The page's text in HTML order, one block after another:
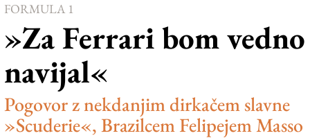
Goriška
Kultura
Šport
Še
Vreme
FORMULA 1
»Za Ferrari bom vedno
navijal«
Pogovor z nekdanjim dirkačem slavne
»Scuderie«, Brazilcem Felipejem Masso